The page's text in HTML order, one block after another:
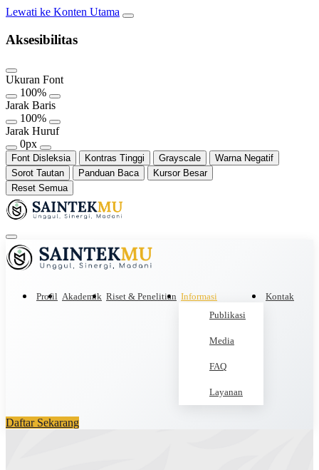
Lewati ke Konten Utama
Aksesibilitas
Ukuran Font
100%
Jarak Baris
100%
Jarak Huruf
0px
Font Disleksia Kontras Tinggi Grayscale
Warna Negatif
Sorot Tautan
Panduan Baca
Kursor Besar
Reset Semua
Profil Akademik Riset & Penelitian Informasi
Publikasi
Media
FAQ
Layanan
Kontak
Daftar Sekarang